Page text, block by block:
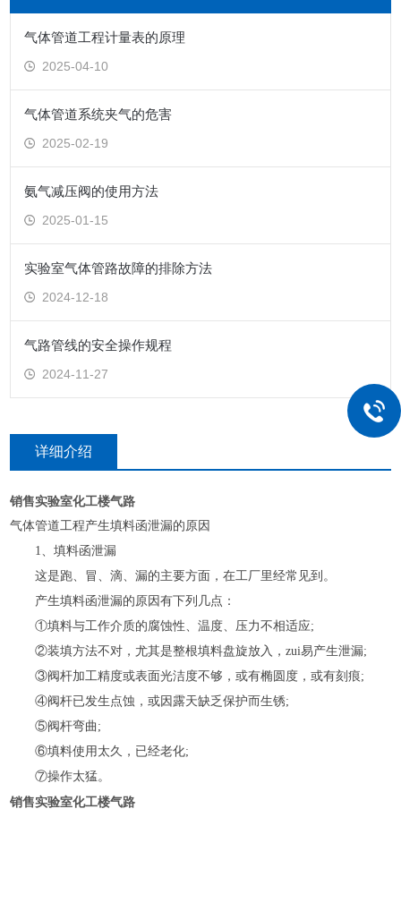
气体管道工程计量表的原理
2025-04-10
气体管道系统夹气的危害
2025-02-19
氨气减压阀的使用方法
2025-01-15
实验室气体管路故障的排除方法
2024-12-18
气路管线的安全操作规程
2024-11-27
详细介绍
销售实验室化工楼气路
气体管道工程产生填料函泄漏的原因
1、填料函泄漏
这是跑、冒、滴、漏的主要方面，在工厂里经常见到。
产生填料函泄漏的原因有下列几点：
①填料与工作介质的腐蚀性、温度、压力不相适应;
②装填方法不对，尤其是整根填料盘旋放入，zui易产生泄漏;
③阀杆加工精度或表面光洁度不够，或有椭圆度，或有刻痕;
④阀杆已发生点蚀，或因露天缺乏保护而生锈;
⑤阀杆弯曲;
⑥填料使用太久，已经老化;
⑦操作太猛。
销售实验室化工楼气路